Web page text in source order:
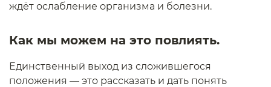
ждёт ослабление организма и болезни.
Как мы можем на это повлиять.
Единственный выход из сложившегося
положения — это рассказать и дать понять